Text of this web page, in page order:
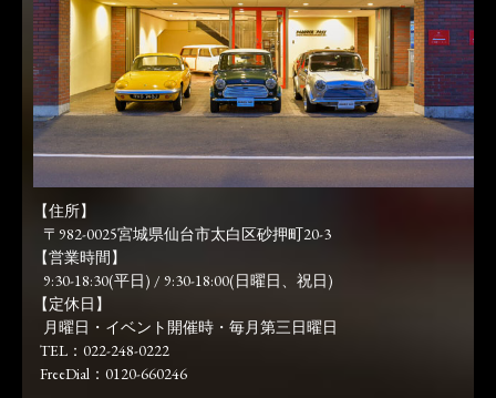
【住所】
〒982-0025宮城県仙台市太白区砂押町20-3
【営業時間】
9:30-18:30(平日) / 9:30-18:00(日曜日、祝日)
【定休日】
月曜日・イベント開催時・毎月第三日曜日
TEL：022-248-0222
FreeDial：0120-660246